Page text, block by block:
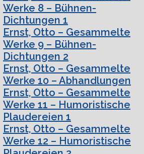
Werke 8 – Bühnen-
Dichtungen 1
Ernst, Otto – Gesammelte
Werke 9 – Bühnen-
Dichtungen 2
Ernst, Otto – Gesammelte
Werke 10 – Abhandlungen
Ernst, Otto – Gesammelte
Werke 11 – Humoristische
Plaudereien 1
Ernst, Otto – Gesammelte
Werke 12 – Humoristische